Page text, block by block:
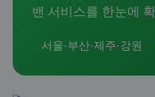
밴 서비스를 한눈에
서울·부산·제주·강원